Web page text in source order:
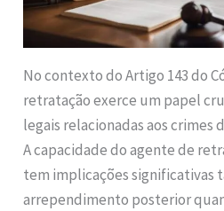
No contexto do Artigo 143 do
retratação exerce um papel
legais relacionadas aos crimes
A capacidade do agente de
tem implicações significativas
arrependimento posterior